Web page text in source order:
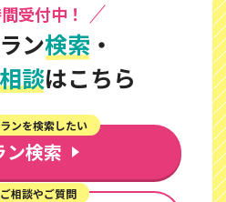
受付中！
ン検索 ・
談はこちら
ン検索
ンを検索したい
相談やご質問